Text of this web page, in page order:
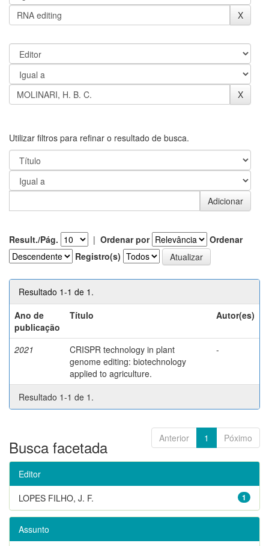
Utilizar filtros para refinar o resultado de busca.
Result./Pág. | Ordenar por
Ordenar
Registro(s)
Resultado 1-1 de 1.
Ano de
publicação
Título Autor(es)
2021
CRISPR technology in plant
genome editing: biotechnology
applied to agriculture.
-
Resultado 1-1 de 1.
Anterior 1 Póximo
Busca facetada
Editor
1
LOPES FILHO, J. F.
Assunto